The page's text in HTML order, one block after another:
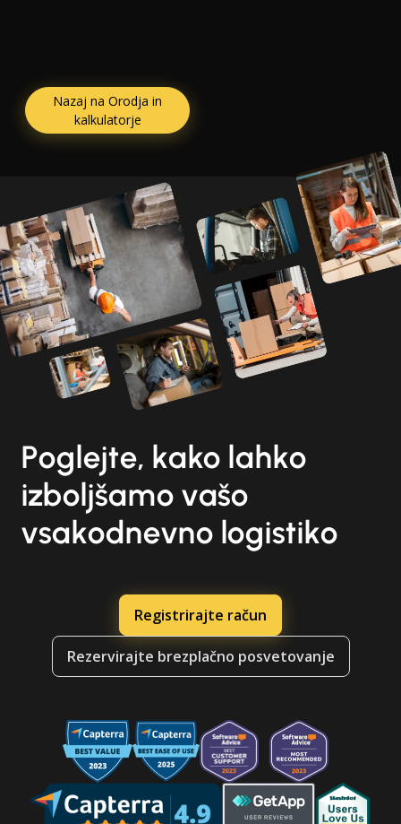
Nazaj na Orodja in
kalkulatorje
Poglejte, kako lahko
izboljšamo vašo
vsakodnevno logistiko
Registrirajte račun
Rezervirajte brezplačno posvetovanje